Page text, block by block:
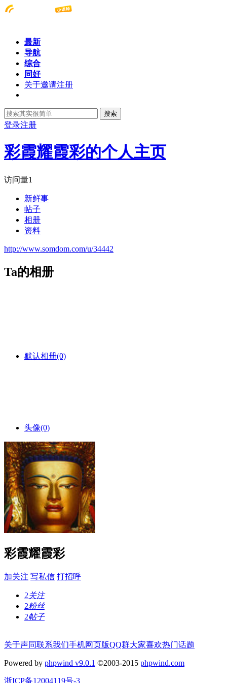
最新
导航
综合
同好
关于邀请注册
搜索
登录注册
彩霞耀霞彩的个人主页
访问量1
新鲜事
帖子
相册
资料
http://www.somdom.com/u/34442
Ta的相册
默认相册(0)
头像(0)
彩霞耀霞彩
加关注 写私信 打招呼
2关注
2粉丝
2帖子
关于声同联系我们手机网页版QQ群大家喜欢热门话题
Powered by phpwind v9.0.1 ©2003-2015 phpwind.com
浙ICP备12004119号-3